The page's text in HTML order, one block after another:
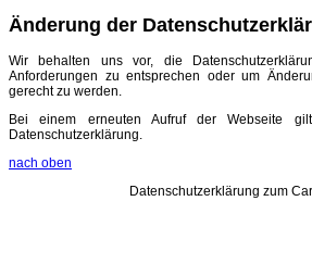
Änderung der
Wir behalten uns vor, die
Anforderungen zu entsprechen oder um
gerecht zu werden.
Bei einem erneuten Aufruf der Webseite
Datenschutzerklärung.
nach oben
Datenschutzerklärung zum